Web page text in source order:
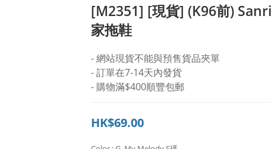
[M2351] [現貨] (K96前)
家拖鞋
- 網站現貨不能與預售貨品夾單
- 訂單在7-14天內發貨
- 購物滿$400順豐包郵
HK$69.00